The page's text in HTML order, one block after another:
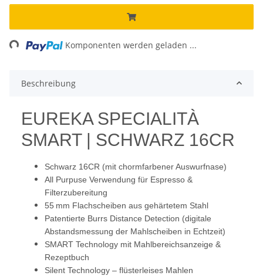
Komponenten werden geladen ...
Beschreibung
EUREKA SPECIALITÀ
SMART | SCHWARZ 16CR
Schwarz 16CR (mit chormfarbener Auswurfnase)
All Purpuse Verwendung für Espresso &
Filterzubereitung
55 mm Flachscheiben aus gehärtetem Stahl
Patentierte Burrs Distance Detection (digitale
Abstandsmessung der Mahlscheiben in Echtzeit)
SMART Technology mit Mahlbereichsanzeige &
Rezeptbuch
Silent Technology – flüsterleises Mahlen